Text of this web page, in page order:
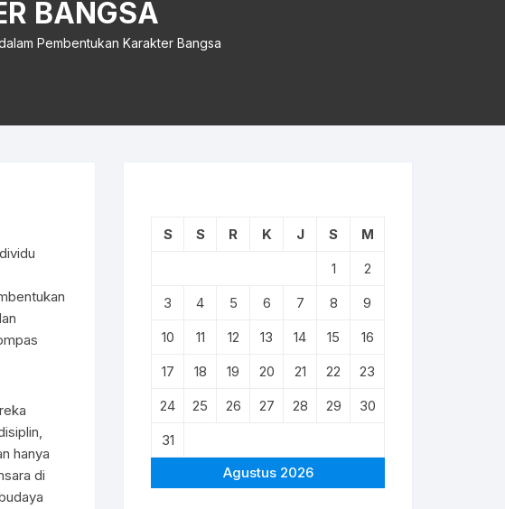
BANGSA
Pembentukan Karakter Bangsa
hanya
di
Agustus 2026
S S R K J S
M
1
2
3
4 5 6 7 8
9
10
11 12 13 14 15
16
17
18 19 20 21 22
23
24
25 26 27 28 29
30
31